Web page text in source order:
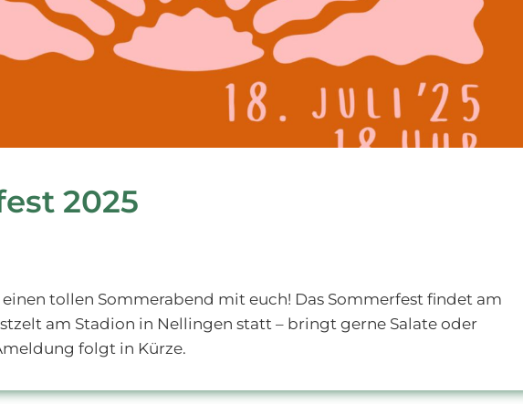
2025
tollen Sommerabend mit euch! Das Sommerfest findet am
am Stadion in Nellingen statt – bringt gerne Salate oder
folgt in Kürze.